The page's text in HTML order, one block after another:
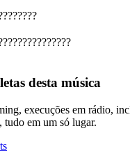
desta música
execuções em rádio,
tudo em um só lugar.